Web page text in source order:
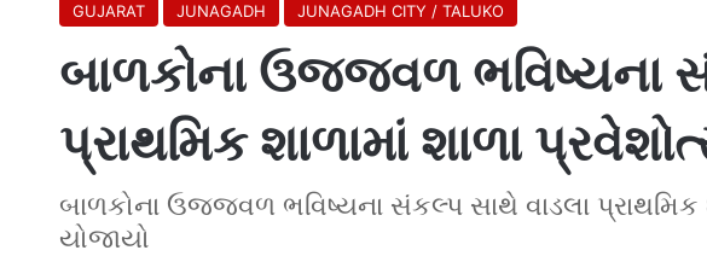
GUJARAT JUNAGADH JUNAGADH CITY / TALUKO
બાળકોના ઉજ્જવળ ભવિષ્યના
પ્રાથમિક શાળામાં શાળા
બાળકોના ઉજ્જવળ ભવિષ્યના સંકલ્પ સાથે વાડલા પ્રાથમિક
યોજાયો